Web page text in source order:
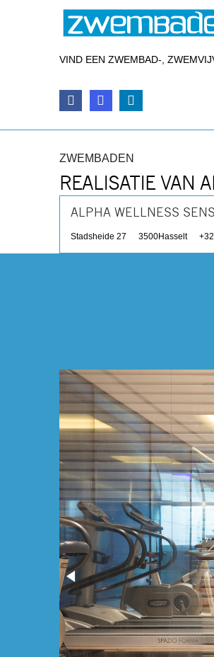
VIND EEN ZWEMBAD-,
ZWEMBADEN
REALISATIE VAN
ALPHA WELLNESS
Stadsheide 27 3500Hasselt